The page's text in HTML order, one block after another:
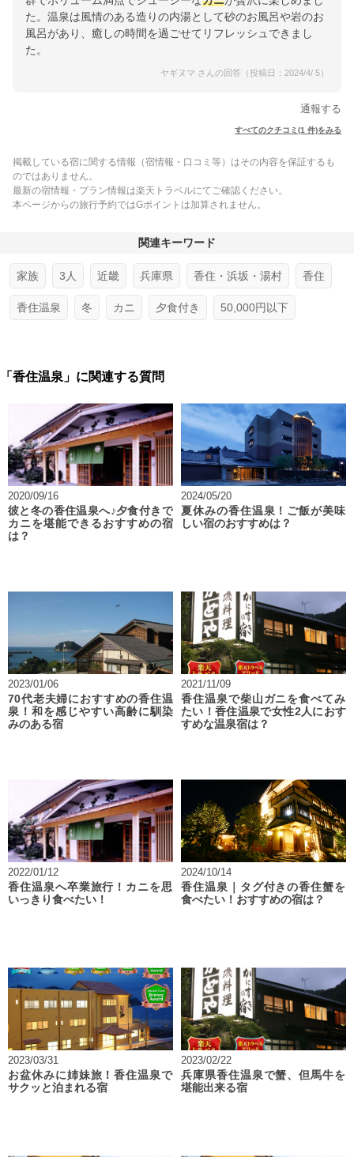
た。温泉は風情のある造りの内湯として砂のお風呂や岩のお
風呂があり、癒しの時間を過ごせてリフレッシュできまし
た。
ヤギヌマ さんの回答（投稿日：2024/4/ 5）
通報する
すべてのクチコミ(1 件)をみる
掲載している宿に関する情報（宿情報・口コミ等）はその内容を保証するも
のではありません。
最新の宿情報・プラン情報は楽天トラベルにてご確認ください。
本ページからの旅行予約ではGポイントは加算されません。
関連キーワード
家族 3人 近畿 兵庫県 香住・浜坂・湯村 香住
香住温泉 冬 カニ 夕食付き 50,000円以下
「香住温泉」に関連する質問
2020/09/16
彼と冬の香住温泉へ♪夕食付きで
カニを堪能できるおすすめの宿
は？
2024/05/20
夏休みの香住温泉！ご飯が美味
しい宿のおすすめは？
2023/01/06
70代老夫婦におすすめの香住温
泉！和を感じやすい高齢に馴染
みのある宿
2021/11/09
香住温泉で柴山ガニを食べてみ
たい！香住温泉で女性2人におす
すめな温泉宿は？
2022/01/12
香住温泉へ卒業旅行！カニを思
いっきり食べたい！
2024/10/14
香住温泉｜タグ付きの香住蟹を
食べたい！おすすめの宿は？
2023/03/31
お盆休みに姉妹旅！香住温泉で
サクッと泊まれる宿
2023/02/22
兵庫県香住温泉で蟹、但馬牛を
堪能出来る宿